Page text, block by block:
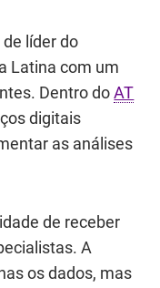
líder do
Latina com um
Dentro doAT
digitais
as análises
de receber
A
os dados, mas